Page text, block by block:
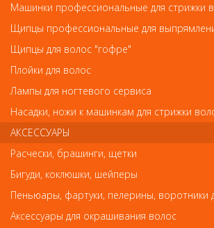
Код
Обратите внимание
Внешний вид товара «2072RE Babyliss
нанотитан. 24х120мм, терморегулятор 60W »
от фотографий на сайте. Несовпадение
комплектности реального товара с
товара.
Машинки профессиональные для стрижки
Щипцы профессиональные для
Щипцы для волос "гофре"
Плойки для волос
Лампы для ногтевого сервиса
Насадки, ножи к машинкам для стрижки
АКСЕССУАРЫ
Расчески, брашинги, щетки
Бигуди, коклюшки, шейперы
Пеньюары, фартуки, пелерины, воротники
Аксессуары для окрашивания волос